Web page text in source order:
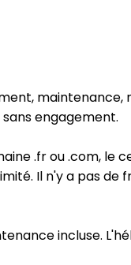
maintenance,
engagement.
.fr ou .com, le
Il n'y a pas de
incluse.